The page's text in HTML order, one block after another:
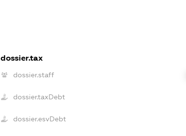
dossier.tax
dossier.staff
dossier.taxDebt
dossier.esvDebt